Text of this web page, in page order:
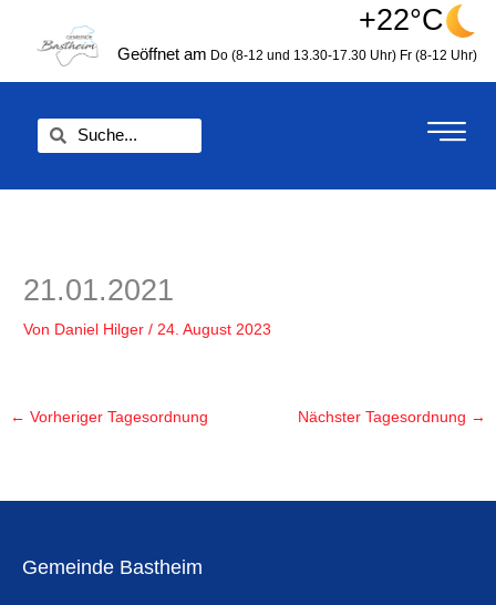
springen
+22°C
Geöffnet am Do (8-12 und 13.30-17.30 Uhr) Fr (8-12 Uhr)
21.01.2021
Von Daniel Hilger/ 24. August 2023
← Vorheriger Tagesordnung Nächster Tagesordnung →
Gemeinde Bastheim